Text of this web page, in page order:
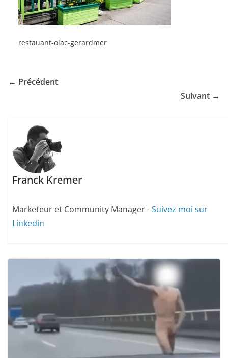
restauant-olac-gerardmer
← Précédent
Suivant →
Franck Kremer
Marketeur et Community Manager -Suivez moi sur
Linkedin